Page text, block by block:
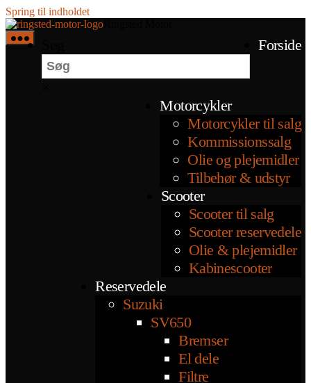
Spring til indholdet
Forside
Motorcykler
Motorcykler til salg
Kommissionssalg
Olie og plejemidler
Tilbehør & udstyr
Scooter
Scooter til salg
Scooter reservedele
Olie & plejemidler
Kabinescooter
Reservedele
Suzuki
SV650
Bremser
El dele
Filtre